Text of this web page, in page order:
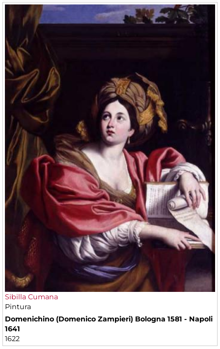
Sibilla Cumana
Pintura
Domenichino (Domenico Zampieri) Bologna 1581 - Napoli
1641
1622